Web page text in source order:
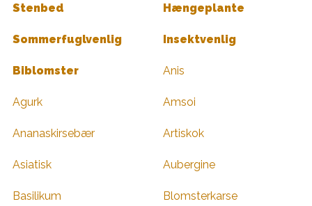
Stenbed Hængeplante
Sommerfuglvenlig Insektvenlig
Biblomster Anis
Agurk Amsoi
Ananaskirsebær Artiskok
Asiatisk Aubergine
Basilikum Blomsterkarse